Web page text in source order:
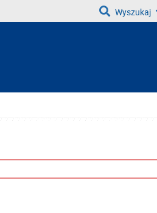
Wyszukaj